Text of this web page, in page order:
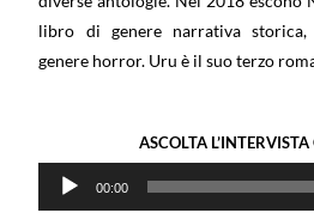
libro di genere narrativa storica,
genere horror. Uru è il suo terzo
ASCOLTA
Audio
Player
00:00